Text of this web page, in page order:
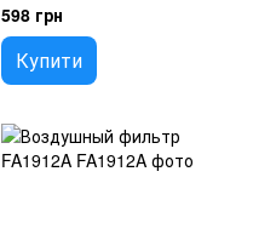
598 грн
Купити